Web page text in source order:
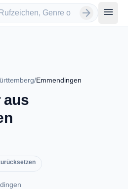
arrow_forward menu
/Emmendingen
aus